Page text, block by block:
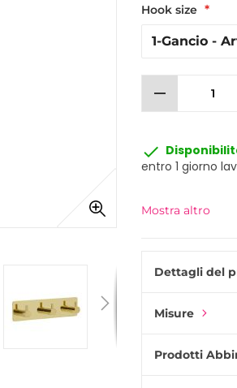
Hook size
remove
done
entro 1 giorno
Mostra altro
Dettagli del
Misure
Prodotti